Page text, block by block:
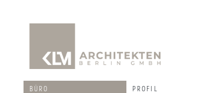
BÜRO PROFIL